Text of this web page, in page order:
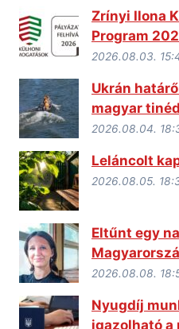
Zrínyi Ilona
Program
2026.08.03.
Ukrán
magyar
2026.08.04.
Leláncolt
2026.08.05.
Eltűnt egy
2026.08.08.
Nyugdíj
igazolható a